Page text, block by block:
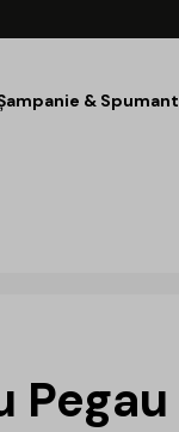
& Spumant
Pegau